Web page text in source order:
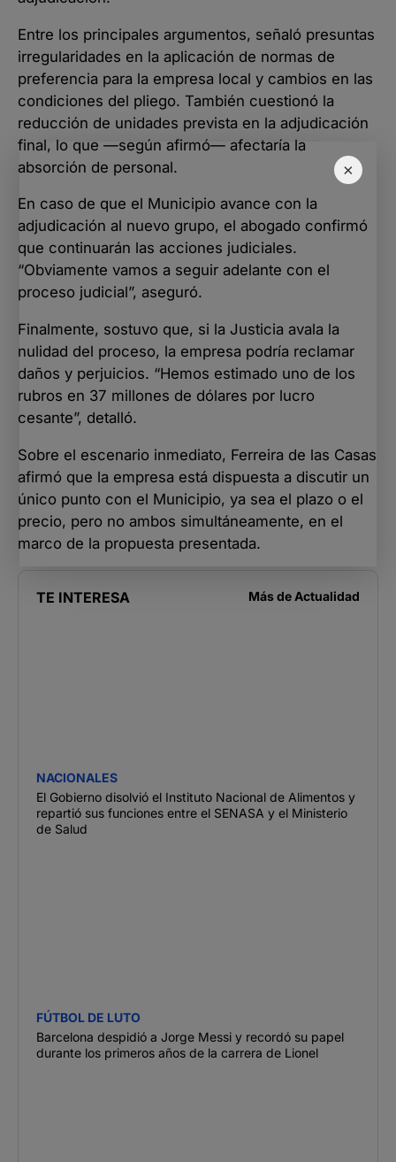
×
Entre los principales argumentos, señaló presuntas
irregularidades en la aplicación de normas de
preferencia para la empresa local y cambios en las
condiciones del pliego. También cuestionó la
reducción de unidades prevista en la adjudicación
final, lo que —según afirmó— afectaría la
absorción de personal.
En caso de que el Municipio avance con la
adjudicación al nuevo grupo, el abogado confirmó
que continuarán las acciones judiciales.
“Obviamente vamos a seguir adelante con el
proceso judicial”, aseguró.
Finalmente, sostuvo que, si la Justicia avala la
nulidad del proceso, la empresa podría reclamar
daños y perjuicios. “Hemos estimado uno de los
rubros en 37 millones de dólares por lucro
cesante”, detalló.
Sobre el escenario inmediato, Ferreira de las Casas
afirmó que la empresa está dispuesta a discutir un
único punto con el Municipio, ya sea el plazo o el
precio, pero no ambos simultáneamente, en el
marco de la propuesta presentada.
TE INTERESA Más de Actualidad
NACIONALES
El Gobierno disolvió el Instituto Nacional de Alimentos y
repartió sus funciones entre el SENASA y el Ministerio
de Salud
FÚTBOL DE LUTO
Barcelona despidió a Jorge Messi y recordó su papel
durante los primeros años de la carrera de Lionel